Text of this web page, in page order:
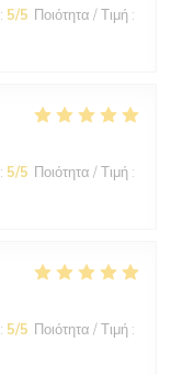
: 5/5 Ποιότητα / Τιμή :
: 5/5 Ποιότητα / Τιμή :
: 5/5 Ποιότητα / Τιμή :